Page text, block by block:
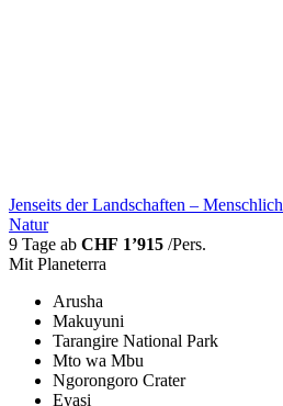
Jenseits der Landschaften –
Natur
9 Tage ab CHF 1’915 /Pers.
Mit Planeterra
Arusha
Makuyuni
Tarangire National Park
Mto wa Mbu
Ngorongoro Crater
Eyasi